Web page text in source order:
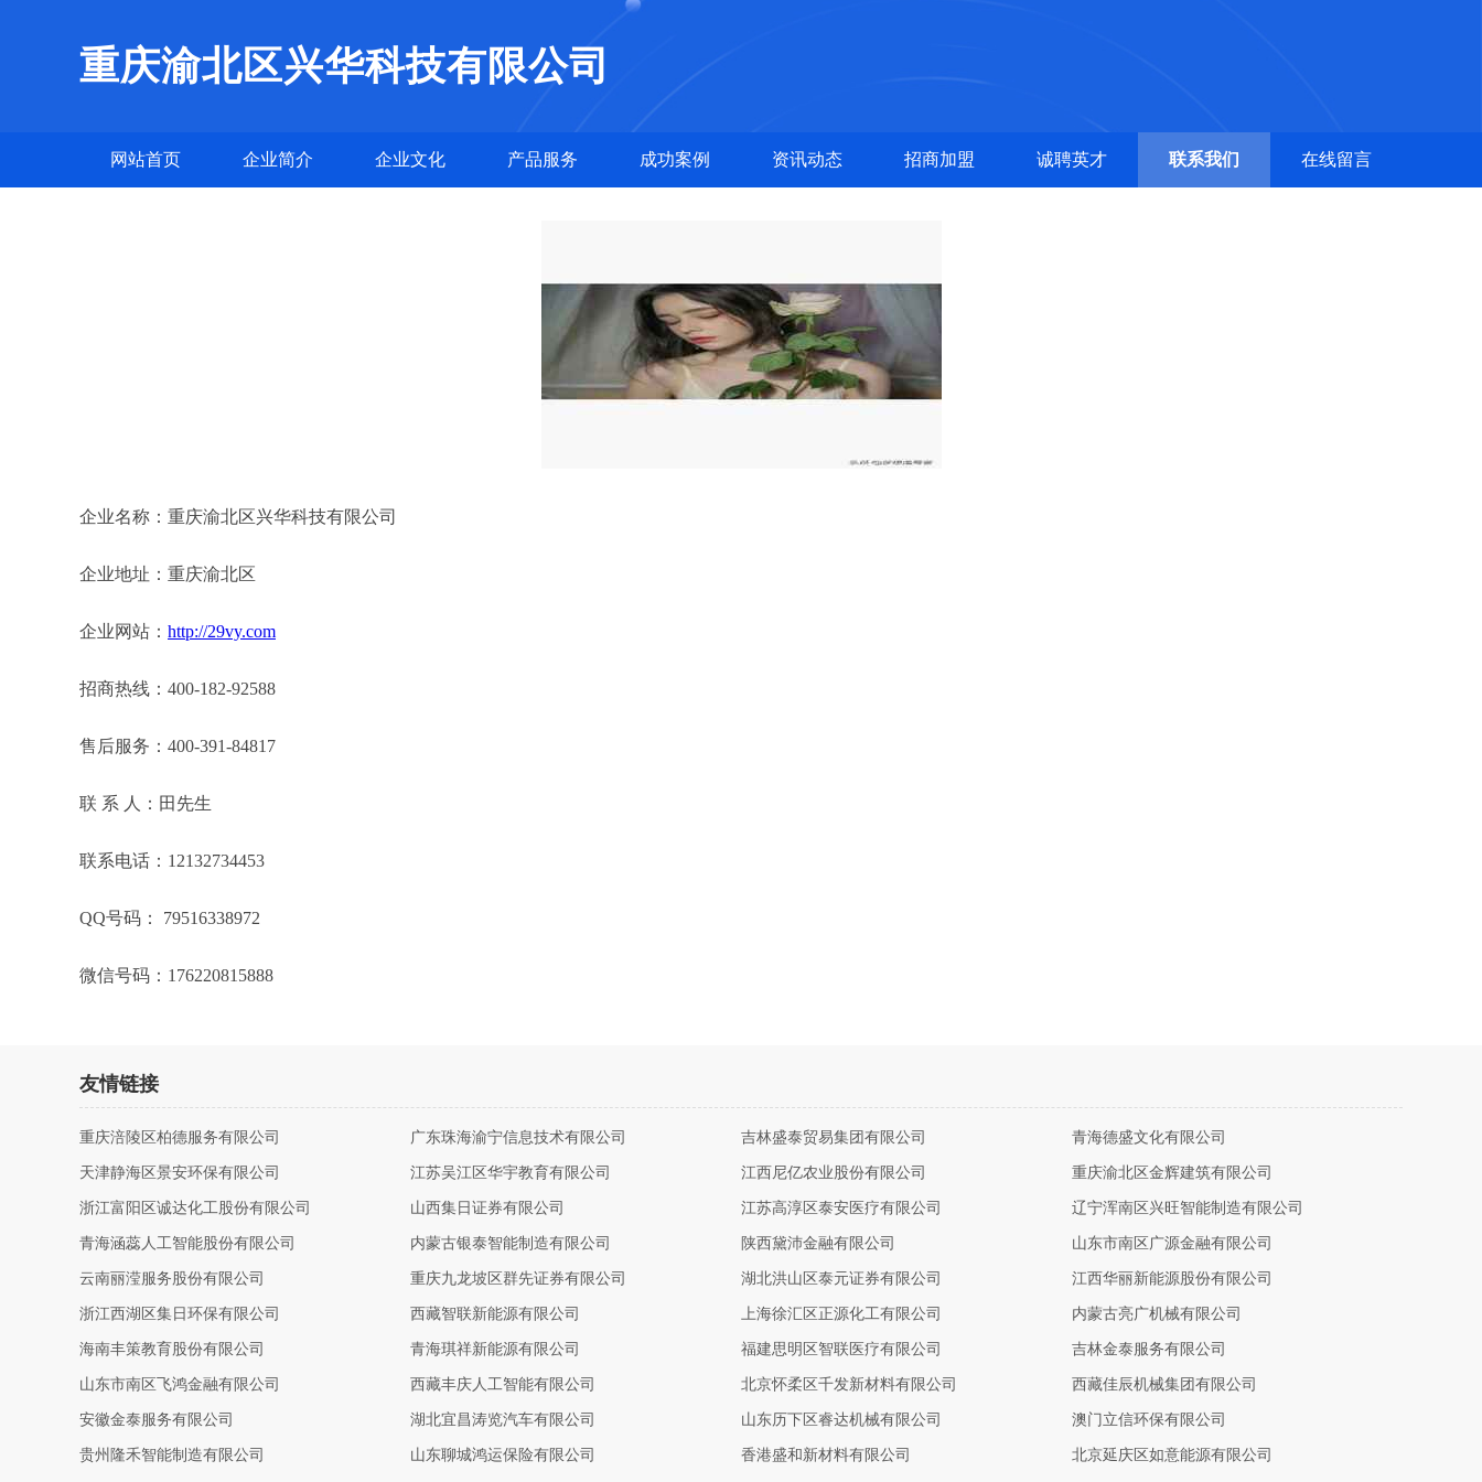
重庆渝北区兴华科技有限公司
网站首页 企业简介 企业文化 产品服务 成功案例 资讯动态 招商加盟 诚聘英才 联系我们 在线留言
企业名称：重庆渝北区兴华科技有限公司
企业地址：重庆渝北区
企业网站： http://29vy.com
招商热线：400-182-92588
售后服务：400-391-84817
联 系 人：田先生
联系电话：12132734453
QQ号码： 79516338972
微信号码：176220815888
友情链接
重庆涪陵区柏德服务有限公司 广东珠海渝宁信息技术有限公司 吉林盛泰贸易集团有限公司 青海德盛文化有限公司
天津静海区景安环保有限公司 江苏吴江区华宇教育有限公司 江西尼亿农业股份有限公司 重庆渝北区金辉建筑有限公司
浙江富阳区诚达化工股份有限公司 山西集日证券有限公司 江苏高淳区泰安医疗有限公司 辽宁浑南区兴旺智能制造有限公司
青海涵蕊人工智能股份有限公司 内蒙古银泰智能制造有限公司 陕西黛沛金融有限公司 山东市南区广源金融有限公司
云南丽滢服务股份有限公司 重庆九龙坡区群先证券有限公司 湖北洪山区泰元证券有限公司 江西华丽新能源股份有限公司
浙江西湖区集日环保有限公司 西藏智联新能源有限公司 上海徐汇区正源化工有限公司 内蒙古亮广机械有限公司
海南丰策教育股份有限公司 青海琪祥新能源有限公司 福建思明区智联医疗有限公司 吉林金泰服务有限公司
山东市南区飞鸿金融有限公司 西藏丰庆人工智能有限公司 北京怀柔区千发新材料有限公司 西藏佳辰机械集团有限公司
安徽金泰服务有限公司 湖北宜昌涛览汽车有限公司 山东历下区睿达机械有限公司 澳门立信环保有限公司
贵州隆禾智能制造有限公司 山东聊城鸿运保险有限公司 香港盛和新材料有限公司 北京延庆区如意能源有限公司